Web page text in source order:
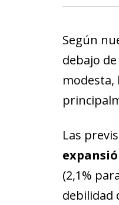
Según
debajo
modesta,
Las
(2,1%
debilidad